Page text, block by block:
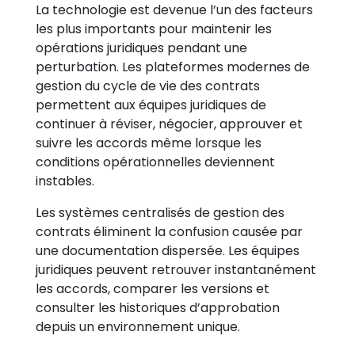
La technologie est devenue l’un des facteurs
les plus importants pour maintenir les
opérations juridiques pendant une
perturbation. Les plateformes modernes de
gestion du cycle de vie des contrats
permettent aux équipes juridiques de
continuer à réviser, négocier, approuver et
suivre les accords même lorsque les
conditions opérationnelles deviennent
instables.
Les systèmes centralisés de gestion des
contrats éliminent la confusion causée par
une documentation dispersée. Les équipes
juridiques peuvent retrouver instantanément
les accords, comparer les versions et
consulter les historiques d’approbation
depuis un environnement unique.